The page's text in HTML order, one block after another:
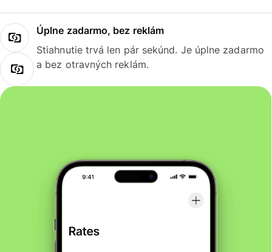
Úplne zadarmo, bez reklám
Stiahnutie trvá len pár sekúnd. Je úplne zadarmo
a bez otravných reklám.